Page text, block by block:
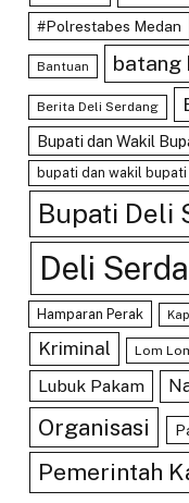
#Polrestabes Medan
Bantuan batang
Berita Deli Serdang
Bupati dan Wakil
bupati dan wakil
Bupati Deli
Deli
Hamparan Perak
Kriminal Lom
Lubuk Pakam
Organisasi
Pemerintah